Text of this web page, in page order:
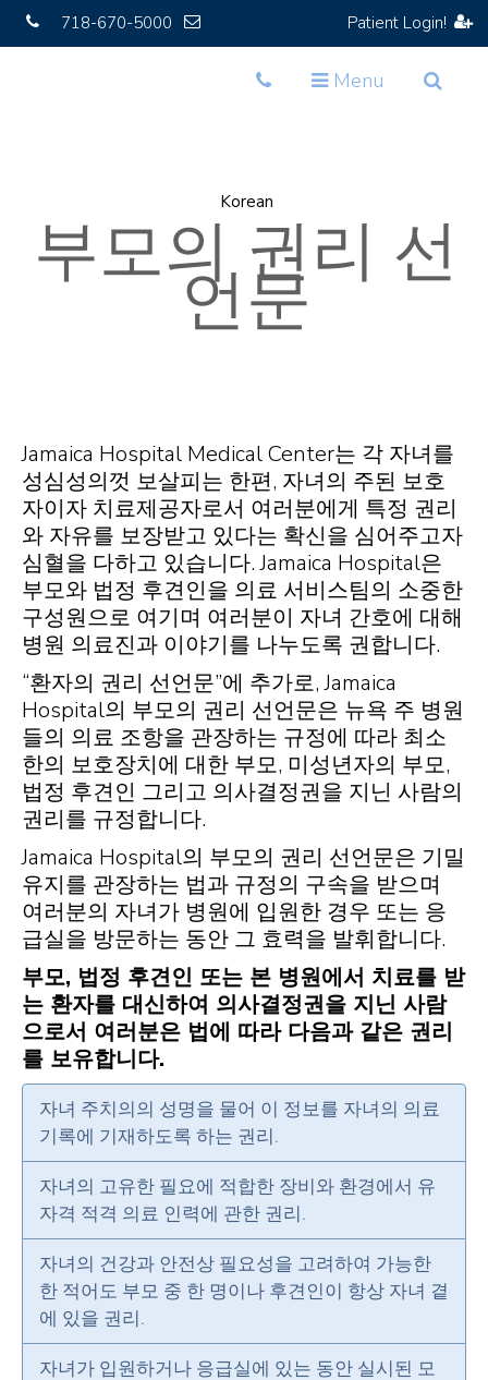
718-670-5000 Patient Login!
Toggle
Toggle
Menu
Toggle
Korean
부모의 권리 선
언문
Jamaica Hospital Medical Center는 각 자녀를
성심성의껏 보살피는 한편, 자녀의 주된 보호
자이자 치료제공자로서 여러분에게 특정 권리
와 자유를 보장받고 있다는 확신을 심어주고자
심혈을 다하고 있습니다. Jamaica Hospital은
부모와 법정 후견인을 의료 서비스팀의 소중한
구성원으로 여기며 여러분이 자녀 간호에 대해
병원 의료진과 이야기를 나누도록 권합니다.
“환자의 권리 선언문”에 추가로, Jamaica
Hospital의 부모의 권리 선언문은 뉴욕 주 병원
들의 의료 조항을 관장하는 규정에 따라 최소
한의 보호장치에 대한 부모, 미성년자의 부모,
법정 후견인 그리고 의사결정권을 지닌 사람의
권리를 규정합니다.
Jamaica Hospital의 부모의 권리 선언문은 기밀
유지를 관장하는 법과 규정의 구속을 받으며
여러분의 자녀가 병원에 입원한 경우 또는 응
급실을 방문하는 동안 그 효력을 발휘합니다.
부모, 법정 후견인 또는 본 병원에서 치료를 받
는 환자를 대신하여 의사결정권을 지닌 사람
으로서 여러분은 법에 따라 다음과 같은 권리
를 보유합니다.
자녀 주치의의 성명을 물어 이 정보를 자녀의 의료
기록에 기재하도록 하는 권리.
자녀의 고유한 필요에 적합한 장비와 환경에서 유
자격 적격 의료 인력에 관한 권리.
자녀의 건강과 안전상 필요성을 고려하여 가능한
한 적어도 부모 중 한 명이나 후견인이 항상 자녀 곁
에 있을 권리.
자녀가 입원하거나 응급실에 있는 동안 실시된 모